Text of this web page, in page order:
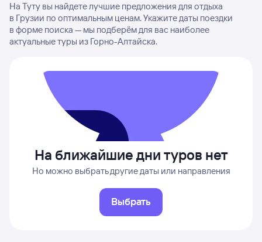
На Туту вы найдете лучшие предложения для отдыха
в Грузии по оптимальным ценам. Укажите даты поездки
в форме поиска — мы подберём для вас наиболее
актуальные туры из Горно-Алтайска.
На ближайшие дни туров нет
Но можно выбрать другие даты или направления
Выбрать